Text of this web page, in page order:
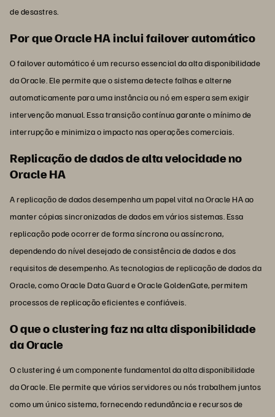
de desastres.
Por que Oracle HA inclui failover automático
O failover automático é um recurso essencial da alta disponibilidade
da Oracle. Ele permite que o sistema detecte falhas e alterne
automaticamente para uma instância ou nó em espera sem exigir
intervenção manual. Essa transição contínua garante o mínimo de
interrupção e minimiza o impacto nas operações comerciais.
Replicação de dados de alta velocidade no
Oracle HA
A replicação de dados desempenha um papel vital na Oracle HA ao
manter cópias sincronizadas de dados em vários sistemas. Essa
replicação pode ocorrer de forma síncrona ou assíncrona,
dependendo do nível desejado de consistência de dados e dos
requisitos de desempenho. As tecnologias de replicação de dados da
Oracle, como Oracle Data Guard e Oracle GoldenGate, permitem
processos de replicação eficientes e confiáveis.
O que o clustering faz na alta disponibilidade
da Oracle
O clustering é um componente fundamental da alta disponibilidade
da Oracle. Ele permite que vários servidores ou nós trabalhem juntos
como um único sistema, fornecendo redundância e recursos de